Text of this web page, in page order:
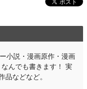
小説・漫画原作・漫画
んでも書きます！ 実
などなど。